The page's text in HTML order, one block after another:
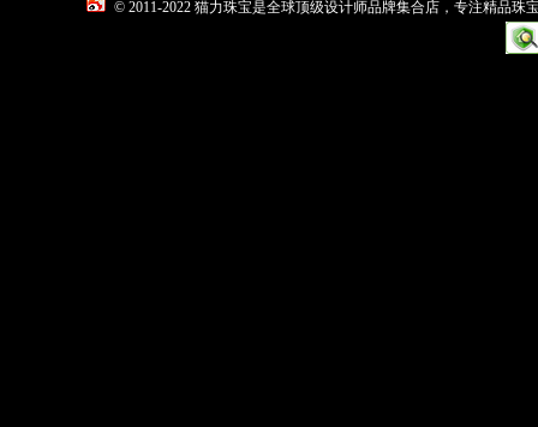
© 2011-2022 猫力珠宝是全球顶级设计师品牌集合店，专注精品珠